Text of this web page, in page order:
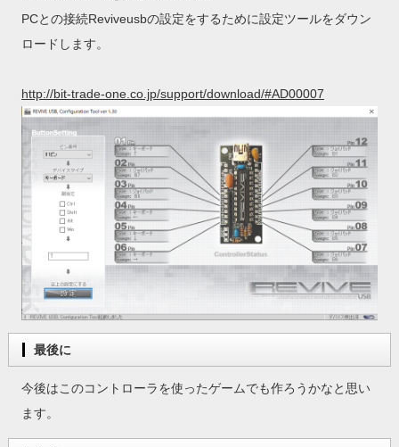
PCとの接続Reviveusbの設定をするために設定ツールをダウン
ロードします。
http://bit-trade-one.co.jp/support/download/#AD00007
最後に
今後はこのコントローラを使ったゲームでも作ろうかなと思い
ます。